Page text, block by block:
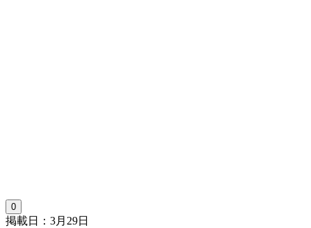
0
掲載日：3月29日